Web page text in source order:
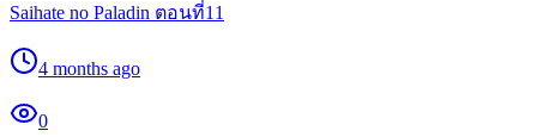
Saihate no Paladin ตอนที่11
4 months ago
0